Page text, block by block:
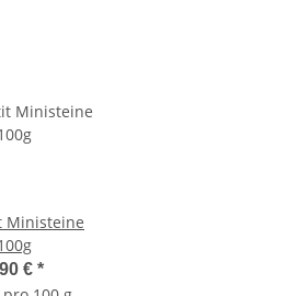
Ministeine
€ *